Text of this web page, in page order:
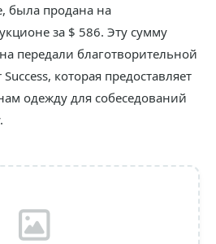
была продана на
за $ 586. Эту сумму
передали благотворительной
которая предоставляет
одежду для собеседований